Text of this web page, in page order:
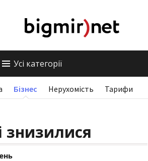
Усі категорії
Бізнес Нерухомість Тарифи
знизилися